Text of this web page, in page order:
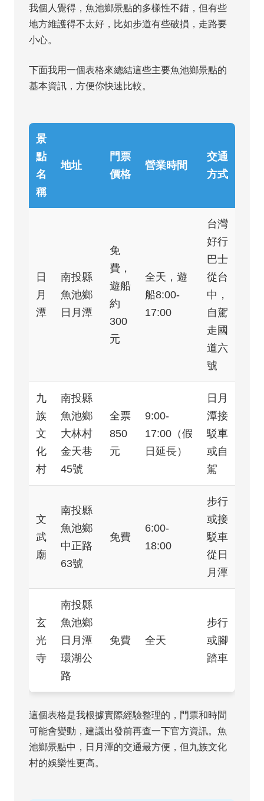
我個人覺得，魚池鄉景點的多樣性不錯，但有些
地方維護得不太好，比如步道有些破損，走路要
小心。
下面我用一個表格來總結這些主要魚池鄉景點的
基本資訊，方便你快速比較。
景
點
名
稱
地址
門票
價格
營業時間
交通
方式
日
月
潭
南投縣
魚池鄉
日月潭
免
費，
遊船
約
300
元
全天，遊
船8:00-
17:00
台灣
好行
巴士
從台
中，
自駕
走國
道六
號
九
族
文
化
村
南投縣
魚池鄉
大林村
金天巷
45號
全票
850
元
9:00-
17:00（假
日延長）
日月
潭接
駁車
或自
駕
文
武
廟
南投縣
魚池鄉
中正路
63號
免費
6:00-
18:00
步行
或接
駁車
從日
月潭
玄
光
寺
南投縣
魚池鄉
日月潭
環湖公
路
免費 全天
步行
或腳
踏車
這個表格是我根據實際經驗整理的，門票和時間
可能會變動，建議出發前再查一下官方資訊。魚
池鄉景點中，日月潭的交通最方便，但九族文化
村的娛樂性更高。